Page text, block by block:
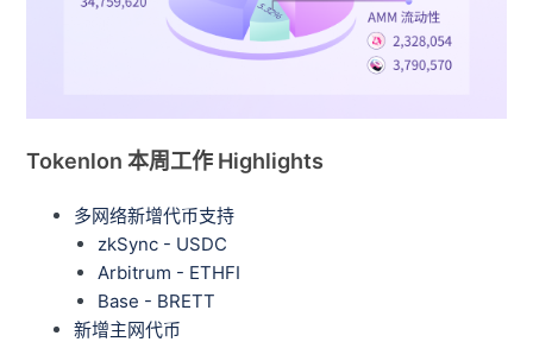
Tokenlon 本周工作 Highlights
多网络新增代币支持
zkSync - USDC
Arbitrum - ETHFI
Base - BRETT
新增主网代币